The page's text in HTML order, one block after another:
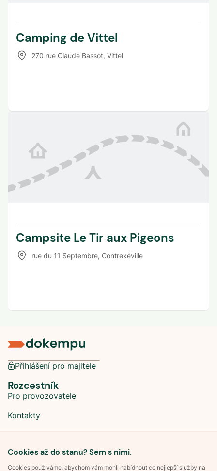
Camping de Vittel
270 rue Claude Bassot, Vittel
Campsite Le Tir aux Pigeons
rue du 11 Septembre, Contrexéville
Cookies až do stanu? Sem s nimi.
Cookies používáme, abychom vám mohli nabídnout co nejlepší služby na
Přihlášení pro majitele
Rozcestník
Pro provozovatele
Kontakty